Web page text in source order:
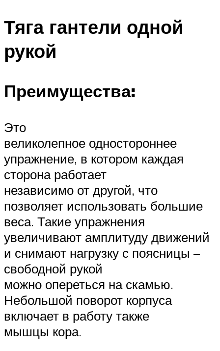
Тяга гантели одной
рукой
Преимущества:
Это
великолепное одностороннее
упражнение, в котором каждая
сторона работает
независимо от другой, что
позволяет использовать большие
веса. Такие упражнения
увеличивают амплитуду движений
и снимают нагрузку с поясницы –
свободной рукой
можно опереться на скамью.
Небольшой поворот корпуса
включает в работу также
мышцы кора.